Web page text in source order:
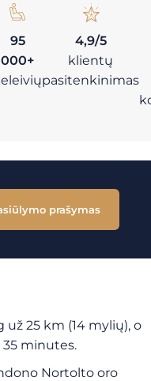
95
000+
4,9/5
klientų
pasitenkinimas
prašymas
25 km (14 mylių), o
minutes.
Nortolto oro